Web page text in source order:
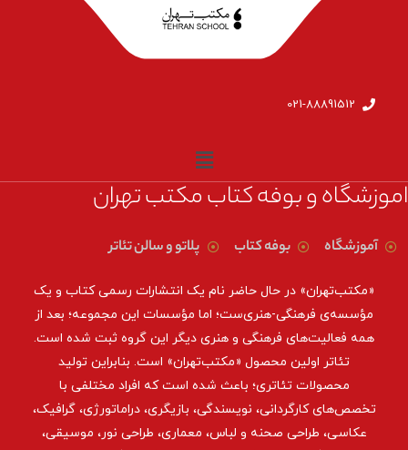
021-88891512
اموزشگاه و بوفه کتاب مکتب تهران
آموزشگاه بوفه کتاب پلاتو و سالن تئاتر
«مکتب‌تهران» در حال حاضر نام یک انتشارات رسمی کتاب و یک
مؤسسه‌ی فرهنگی-هنری‌ست؛ اما مؤسسات این مجموعه؛ بعد از
همه‌ فعالیت‌های فرهنگی و هنری دیگر این گروه ثبت شده است.
تئاتر اولین محصول «مکتب‌تهران» است. بنابراین تولید
محصولات تئاتری؛ باعث شده است که افراد مختلفی با
تخصص‌های کارگردانی، نویسندگی، بازیگری، دراماتورژی، گرافیک،
عکاسی، طراحی ‌صحنه و لباس، معماری، طراحی نور، موسیقی،